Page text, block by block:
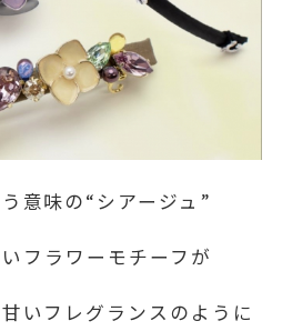
意味の“シアージュ”
フラワーモチーフが
いフレグランスのように